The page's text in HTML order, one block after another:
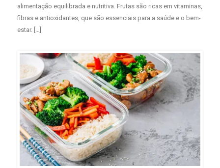
alimentação equilibrada e nutritiva. Frutas são ricas em vitaminas,
fibras e antioxidantes, que são essenciais para a saúde e o bem-
estar. […]